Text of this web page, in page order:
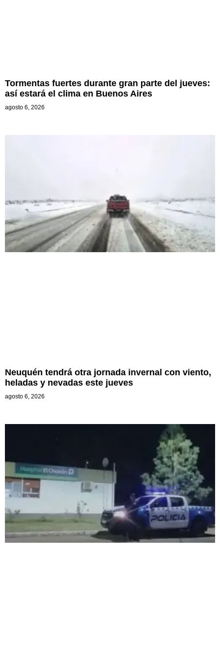
Tormentas fuertes durante gran parte del jueves:
así estará el clima en Buenos Aires
agosto 6, 2026
Neuquén tendrá otra jornada invernal con viento,
heladas y nevadas este jueves
agosto 6, 2026